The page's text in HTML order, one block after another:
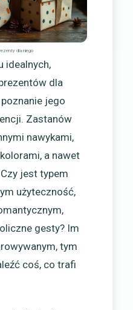
dla niego
idealnych,
dla
jego
Zastanów
nawykami,
a nawet
jest typem
użyteczność,
gesty? Im
tym
coś, co trafi